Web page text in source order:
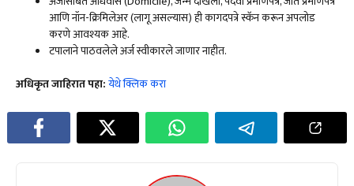
आणि नॉन-क्रिमिलेअर (लागू असल्यास) ही कागदपत्रे स्कॅन करून अपलोड
करणे आवश्यक आहे.
टपालाने पाठवलेले अर्ज स्वीकारले जाणार नाहीत.
अधिकृत जाहिरात पहा:येथे क्लिक करा